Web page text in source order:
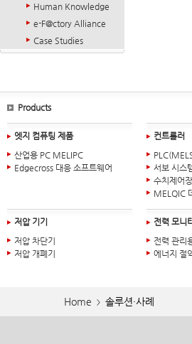
Human Knowledge
e-F@ctory Alliance
Case Studies
Products
엣지 컴퓨팅 제품
산업용 PC MELIPC
Edgecross 대응 소프트웨어
컨트롤러
서보 시스
수치제어
MELQIC
저압 기기
저압 차단기
저압 개폐기
전력 모니
전력 관리
에너지 절
Home > 솔루션·사례